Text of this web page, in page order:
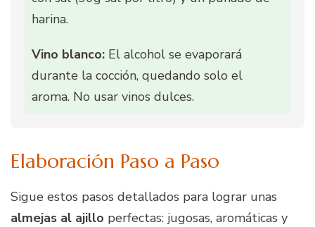
harina.
Vino blanco: El alcohol se evaporará
durante la cocción, quedando solo el
aroma. No usar vinos dulces.
Elaboración Paso a Paso
Sigue estos pasos detallados para lograr unas
almejas al ajillo perfectas: jugosas, aromáticas y